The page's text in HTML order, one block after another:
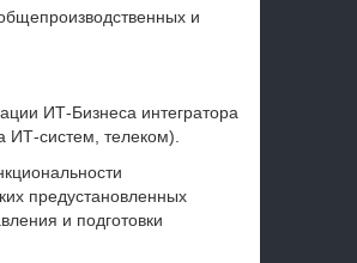
и
ИТ-Бизнеса интегратора
систем, телеком).
предустановленных
и подготовки